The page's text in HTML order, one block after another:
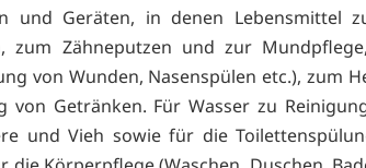
und Geräten, in denen Lebensmittel
zum Zähneputzen und zur
von Wunden, Nasenspülen etc.), zum
von Getränken. Für Wasser zu
und Vieh sowie für die